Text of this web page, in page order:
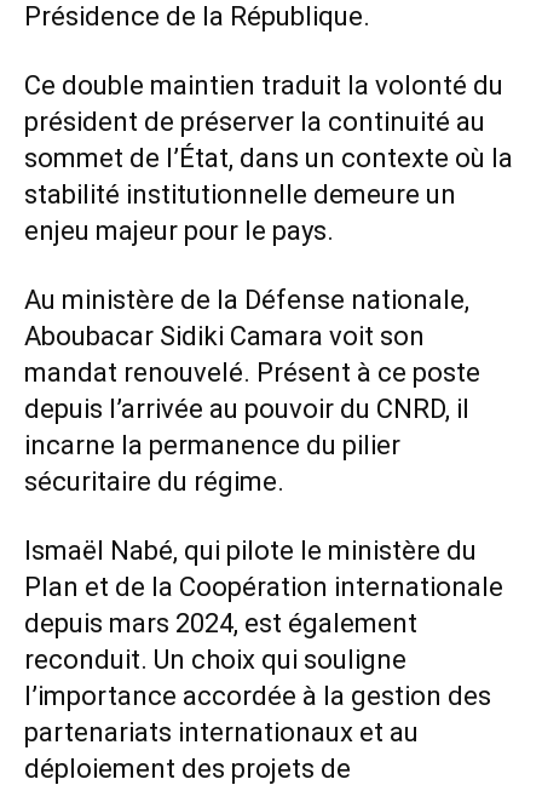
Présidence de la République.
Ce double maintien traduit la volonté du
président de préserver la continuité au
sommet de l’État, dans un contexte où la
stabilité institutionnelle demeure un
enjeu majeur pour le pays.
Au ministère de la Défense nationale,
Aboubacar Sidiki Camara voit son
mandat renouvelé. Présent à ce poste
depuis l’arrivée au pouvoir du CNRD, il
incarne la permanence du pilier
sécuritaire du régime.
Ismaël Nabé, qui pilote le ministère du
Plan et de la Coopération internationale
depuis mars 2024, est également
reconduit. Un choix qui souligne
l’importance accordée à la gestion des
partenariats internationaux et au
déploiement des projets de